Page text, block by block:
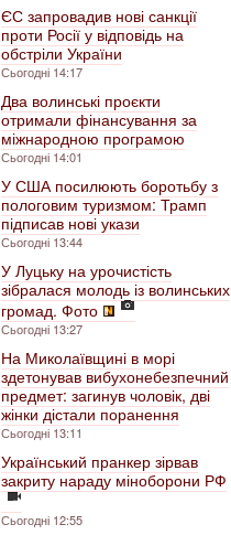
ЄС запровадив нові санкції
проти Росії у відповідь на
обстріли України
Сьогодні 14:17
Два волинські проєкти
отримали фінансування за
міжнародною програмою
Сьогодні 14:01
У США посилюють боротьбу з
пологовим туризмом: Трамп
підписав нові укази
Сьогодні 13:44
У Луцьку на урочистість
зібралася молодь із волинських
громад. Фото
Сьогодні 13:27
На Миколаївщині в морі
здетонував вибухонебезпечний
предмет: загинув чоловік, дві
жінки дістали поранення
Сьогодні 13:11
Український пранкер зірвав
закриту нараду міноборони РФ
Сьогодні 12:55